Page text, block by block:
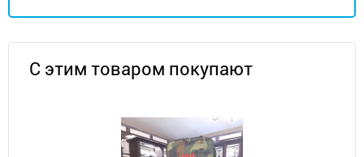
С этим товаром покупают